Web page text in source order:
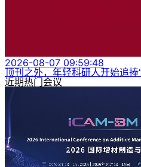
2026-08-07 09:59:48
顶刊之外，年轻科研人开始追
近期热门会议